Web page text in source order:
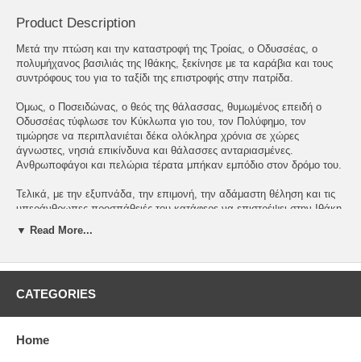
Product Description
Μετά την πτώση και την καταστροφή της Τροίας, ο Οδυσσέας, ο
πολυμήχανος βασιλιάς της Ιθάκης, ξεκίνησε με τα καράβια και τους
συντρόφους του για το ταξίδι της επιστροφής στην πατρίδα.
Όμως, ο Ποσειδώνας, ο θεός της θάλασσας, θυμωμένος επειδή ο
Οδυσσέας τύφλωσε τον Κύκλωπα γιο του, τον Πολύφημο, τον
τιμώρησε να περιπλανιέται δέκα ολόκληρα χρόνια σε χώρες
άγνωστες, νησιά επικίνδυνα και θάλασσες ανταριασμένες.
Ανθρωποφάγοι και πελώρια τέρατα μπήκαν εμπόδιο στον δρόμο του.
Τελικά, με την εξυπνάδα, την επιμονή, την αδάμαστη θέληση και τις
υπεράνθρωπες προσπάθειές του κατάφερε να επιστρέψει στην Ιθάκη.
Τις ατέλειωτες περιπέτειές του και την τιτάνια προσπάθειά του μας
θαυμαστό έργο του Οδύσσεια.
By Aristeidis Karavias. 56 pages. Hard cover. 23 x 28 cm. Imported.
ISBN: 978-960-14-3396-7
▼ Read More...
CATEGORIES
Home